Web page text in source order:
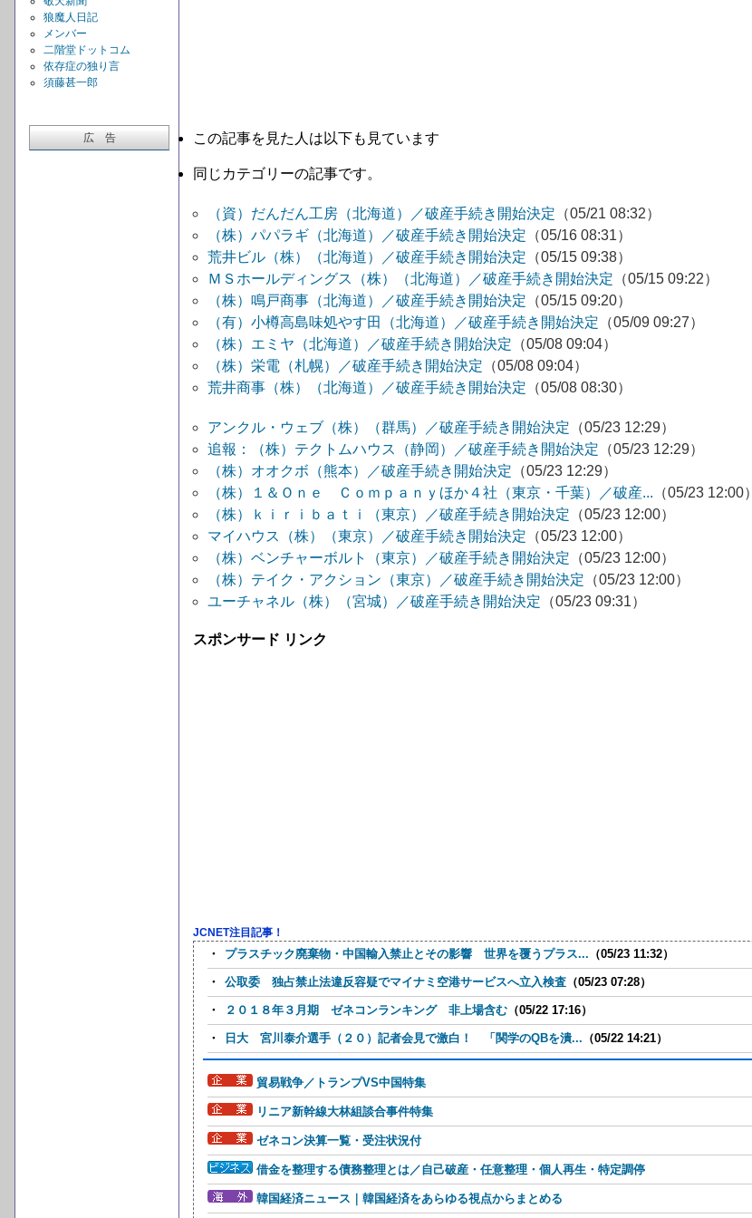
狼魔人日記
メンバー
二階堂ドットコム
依存症の独り言
須藤甚一郎
広 告 この記事を見た人は以下も見ています
同じカテゴリーの記事です。
（資）だんだん工房（北海道）／破産手続き開始決定 （05/21 08:32）
（株）パパラギ（北海道）／破産手続き開始決定 （05/16 08:31）
荒井ビル（株）（北海道）／破産手続き開始決定 （05/15 09:38）
ＭＳホールディングス（株）（北海道）／破産手続き開始決定 （05/15 09:22）
（株）鳴戸商事（北海道）／破産手続き開始決定 （05/15 09:20）
（有）小樽高島味処やす田（北海道）／破産手続き開始決定 （05/09 09:27）
（株）エミヤ（北海道）／破産手続き開始決定 （05/08 09:04）
（株）栄電（札幌）／破産手続き開始決定 （05/08 09:04）
荒井商事（株）（北海道）／破産手続き開始決定 （05/08 08:30）
アンクル・ウェブ（株）（群馬）／破産手続き開始決定 （05/23 12:29）
追報：（株）テクトムハウス（静岡）／破産手続き開始決定 （05/23 12:29）
（株）オオクボ（熊本）／破産手続き開始決定 （05/23 12:29）
（株）１＆Ｏｎｅ Ｃｏｍｐａｎｙほか４社（東京・千葉）／破産... （05/23 12:00）
（株）ｋｉｒｉｂａｔｉ（東京）／破産手続き開始決定 （05/23 12:00）
マイハウス（株）（東京）／破産手続き開始決定 （05/23 12:00）
（株）ベンチャーボルト（東京）／破産手続き開始決定 （05/23 12:00）
（株）テイク・アクション（東京）／破産手続き開始決定 （05/23 12:00）
ユーチャネル（株）（宮城）／破産手続き開始決定 （05/23 09:31）
スポンサード リンク
JCNET注目記事！
・ プラスチック廃棄物・中国輸入禁止とその影響 世界を覆うプラス... （05/23 11:32）
・ 公取委 独占禁止法違反容疑でマイナミ空港サービスへ立入検査 （05/23 07:28）
・ ２０１８年３月期 ゼネコンランキング 非上場含む （05/22 17:16）
・ 日大 宮川泰介選手（２０）記者会見で激白！ 「関学のQBを潰... （05/22 14:21）
貿易戦争／トランプVS中国特集
リニア新幹線大林組談合事件特集
ゼネコン決算一覧・受注状況付
借金を整理する債務整理とは／自己破産・任意整理・個人再生・特定調停
韓国経済ニュース｜韓国経済をあらゆる視点からまとめる